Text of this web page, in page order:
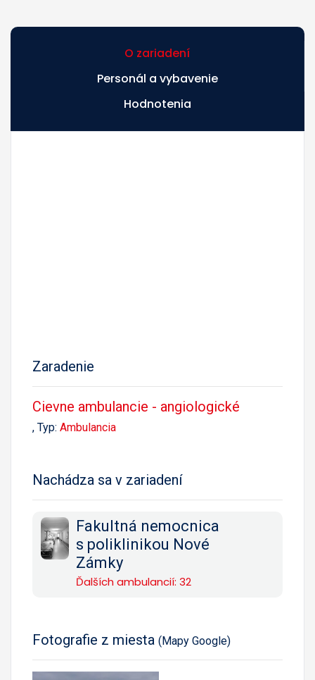
O zariadení
Personál a vybavenie
Hodnotenia
Zaradenie
Cievne ambulancie - angiologické
, Typ: Ambulancia
Nachádza sa v zariadení
Fakultná nemocnica
s poliklinikou Nové
Zámky
Ďalších ambulancií: 32
Fotografie z miesta (Mapy Google)